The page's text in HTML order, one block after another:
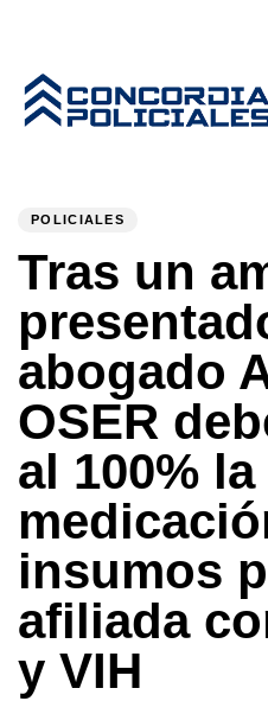
POLICIALES
Tras un
abogado
OSER
al 100% la
insumos
afiliada
y VIH